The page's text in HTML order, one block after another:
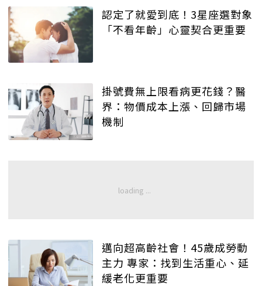
認定了就愛到底！3星座選對象
「不看年齡」心靈契合更重要
掛號費無上限看病更花錢？醫
界：物價成本上漲、回歸市場
機制
邁向超高齡社會！45歲成勞動
主力 專家：找到生活重心、延
緩老化更重要